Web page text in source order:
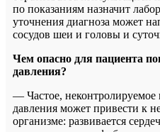
по показаниям назначит
уточнения диагноза может
сосудов шеи и головы и
Чем опасно для пациента
давления?
— Частое,
давления может привести к
организме: развивается